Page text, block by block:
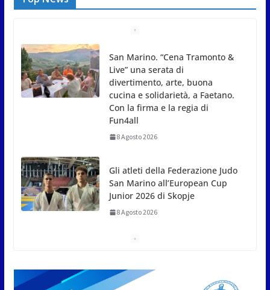
Gli atleti della Federazione Judo
San Marino all’European Cup
Junior 2026 di Skopje
8 Agosto 2026
L’arte perde uno dei suoi maestri: si è spento a 91
8 Agosto 2026
A Oltremare 2.0 a Riccione in migliaia per
incontrare i DinsiemE
Femminile: quattro Primavera
aggregate alla Prima Squadra